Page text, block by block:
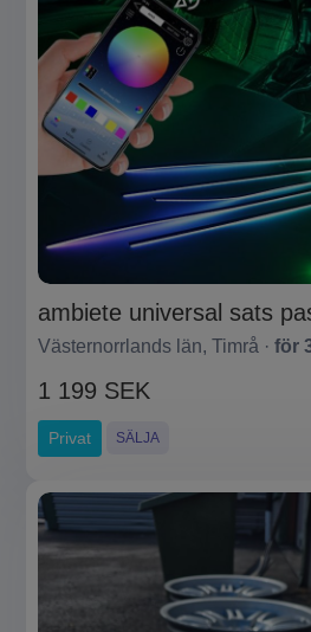
ambiete universal sats
Västernorrlands län, Timrå · för
1 199 SEK
Privat SÄLJA